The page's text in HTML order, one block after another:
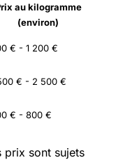
au kilogramme
(environ)
€ - 1 200 €
€ - 2 500 €
€ - 800 €
prix sont sujets